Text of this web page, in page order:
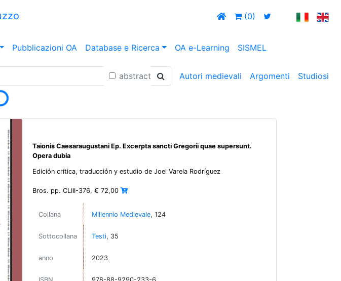
(0)
Pubblicazioni OA Database e Ricerca OA e-Learning SISMEL
abstract Autori medievali Argomenti Studiosi
Taionis Caesaraugustani Ep. Excerpta sancti Gregorii quae supersunt.
Opera dubia
Edición crítica, traducción y estudio de Joel Varela Rodríguez
Bros. pp. CLIII-376, € 72,00
Collana Millennio Medievale, 124
Sottocollana Testi, 35
anno 2023